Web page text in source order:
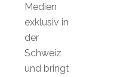
Medien
exklusiv in
der
Schweiz
und bringt